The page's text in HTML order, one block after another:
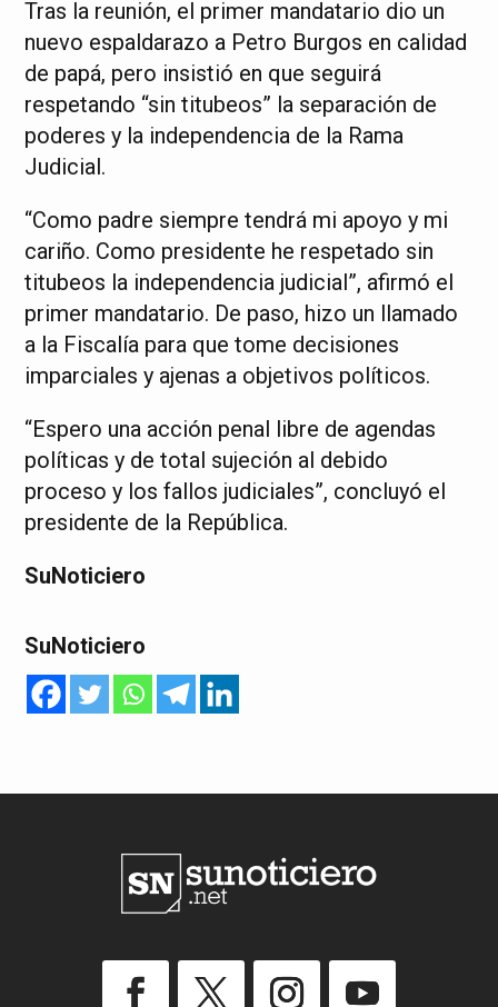
Tras la reunión, el primer mandatario dio un
nuevo espaldarazo a Petro Burgos en calidad
de papá, pero insistió en que seguirá
respetando “sin titubeos” la separación de
poderes y la independencia de la Rama
Judicial.
“Como padre siempre tendrá mi apoyo y mi
cariño. Como presidente he respetado sin
titubeos la independencia judicial”, afirmó el
primer mandatario. De paso, hizo un llamado
a la Fiscalía para que tome decisiones
imparciales y ajenas a objetivos políticos.
“Espero una acción penal libre de agendas
políticas y de total sujeción al debido
proceso y los fallos judiciales”, concluyó el
presidente de la República.
SuNoticiero
SuNoticiero